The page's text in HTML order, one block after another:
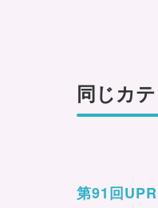
同じカ
第91回